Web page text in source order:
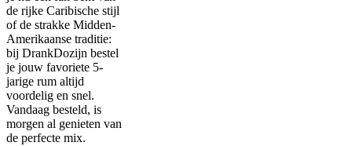
de rijke Caribische stijl
of de strakke Midden-
Amerikaanse traditie:
bij DrankDozijn bestel
je jouw favoriete 5-
jarige rum altijd
voordelig en snel.
Vandaag besteld, is
morgen al genieten van
de perfecte mix.